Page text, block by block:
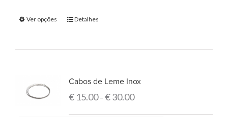
Ver opções Detalhes
Cabos de Leme Inox
€15.00–€30.00